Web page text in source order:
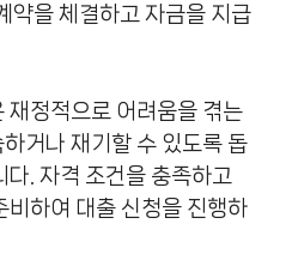
약을 체결하고 자금을 지급
재정적으로 어려움을 겪는
거나 재기할 수 있도록 돕
. 자격 조건을 충족하고
비하여 대출 신청을 진행하